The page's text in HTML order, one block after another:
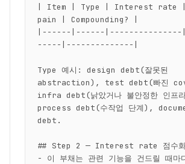
| Item | Type | Interest rate
pain | Compounding? |
|------|------|---------------
-----|--------------|
Type 예시: design debt(잘못된
abstraction), test debt(빠진
infra debt(낡았거나 불안정한 인프
process debt(수작업 단계),
debt.
## Step 2 — Interest rate 점수
- 이 부채는 관련 기능을 건드릴 때마